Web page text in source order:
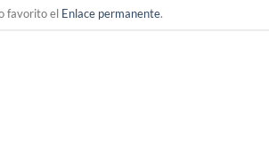
favorito el Enlace permanente.